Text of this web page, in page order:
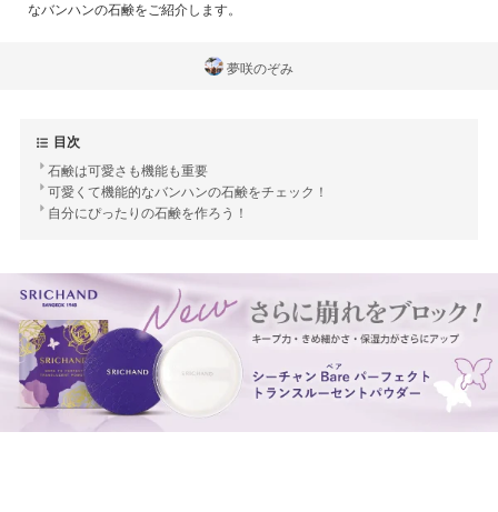
なバンハンの石鹸をご紹介します。
夢咲のぞみ
目次
石鹸は可愛さも機能も重要
可愛くて機能的なバンハンの石鹸をチェック！
自分にぴったりの石鹸を作ろう！